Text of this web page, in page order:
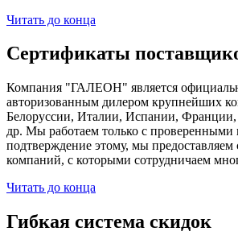
Читать до конца
Сертификаты
Компания "ГАЛЕОН" является
авторизованным дилером крупнейших
Белоруссии, Италии, Испании,
др. Мы работаем только с
подтверждение этому, мы предоставляем
компаний, с которыми сотрудничаем
Читать до конца
Гибкая система скидок